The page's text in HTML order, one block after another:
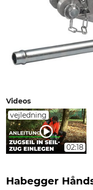
Videos
vejledning
02:18
Habegger